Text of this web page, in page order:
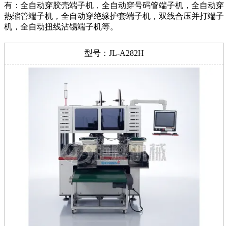
有：全自动穿胶壳端子机，全自动穿号码管端子机，全自动穿
热缩管端子机，全自动穿绝缘护套端子机，双线合压并打端子
机，全自动扭线沾锡端子机等。
型号：JL-A282H